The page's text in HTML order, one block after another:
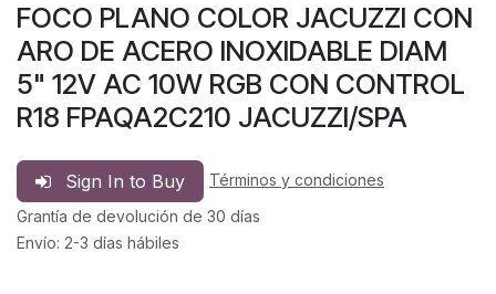
FOCO PLANO COLOR JACUZZI CON
ARO DE ACERO INOXIDABLE DIAM
5" 12V AC 10W RGB CON CONTROL
R18 FPAQA2C210 JACUZZI/SPA
Sign In to Buy
Términos y condiciones
Grantía de devolución de 30 días
Envío: 2-3 días hábiles